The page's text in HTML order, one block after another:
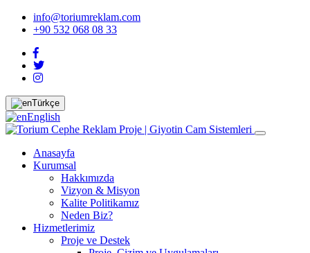
info@toriumreklam.com
+90 532 068 08 33
Türkçe
English
Anasayfa
Kurumsal
Hakkımızda
Vizyon & Misyon
Kalite Politikamız
Neden Biz?
Hizmetlerimiz
Proje ve Destek